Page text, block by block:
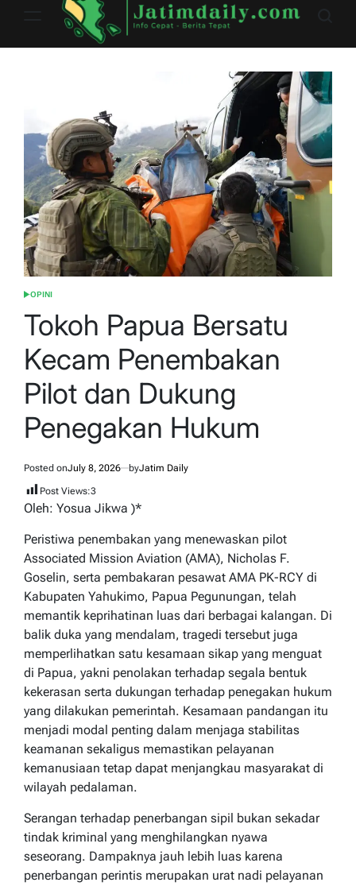
POSTED
OPINI
Tokoh Papua Bersatu
Kecam Penembakan
Pilot dan Dukung
Penegakan Hukum
Posted onJuly 8, 2026 byJatim Daily
Post Views:3
Oleh: Yosua Jikwa )*
Peristiwa penembakan yang menewaskan pilot
Associated Mission Aviation (AMA), Nicholas F.
Goselin, serta pembakaran pesawat AMA PK-RCY di
Kabupaten Yahukimo, Papua Pegunungan, telah
memantik keprihatinan luas dari berbagai kalangan. Di
balik duka yang mendalam, tragedi tersebut juga
memperlihatkan satu kesamaan sikap yang menguat
di Papua, yakni penolakan terhadap segala bentuk
kekerasan serta dukungan terhadap penegakan hukum
yang dilakukan pemerintah. Kesamaan pandangan itu
menjadi modal penting dalam menjaga stabilitas
keamanan sekaligus memastikan pelayanan
kemanusiaan tetap dapat menjangkau masyarakat di
wilayah pedalaman.
Serangan terhadap penerbangan sipil bukan sekadar
tindak kriminal yang menghilangkan nyawa
seseorang. Dampaknya jauh lebih luas karena
penerbangan perintis merupakan urat nadi pelayanan